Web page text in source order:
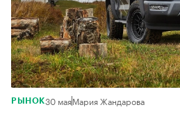
РЫНОК30 маяМария Жандарова